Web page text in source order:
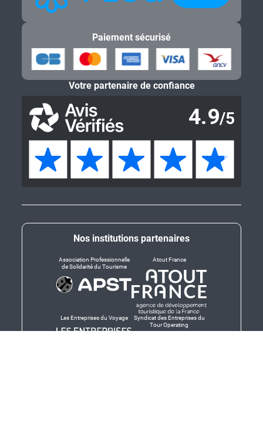
Nos institutions partenaires
Association Professionnelle
de Solidarité du Tourisme
Atout France
Les Entreprises du Voyage
Syndicat des Entreprises du
Tour Operating
Paiement sécurisé
Votre partenaire de confiance